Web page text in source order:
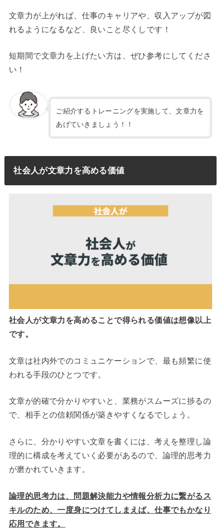
文章力が上がれば、仕事のキャリアや、収入アップが図
れるようになるなど、良いこと尽くしです！
短期間で文章力を上げたい方は、ぜひ参考にしてくださ
い！
ご紹介するトレーニングを実施して、文章力を
あげていきましょう！！
社会人が文章力を高める価値
社会人が文章力を高めることで得られる価値は想像以上
です。
文章は社内外でのコミュニケーションで、最も頻繁に使
われる手段のひとつです。
文章が的確で分かりやすいと、業務がスムーズに捗るの
で、相手との信頼関係が築きやすくなるでしょう。
さらに、分かりやすい文章を書くには、考えを整理し論
理的に構成を考えていく必要があるので、論理的思考力
が磨かれていきます。
論理的思考力は、問題解決能力や情報分析力に繋がるス
キルのため、一度身につけてしまえば、仕事でもかなり
応用できます。